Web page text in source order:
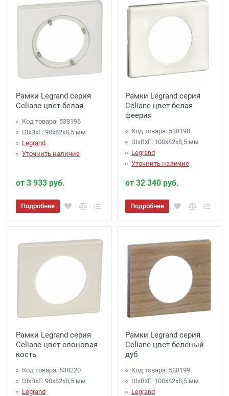
Рамки Legrand серия
Celiane цвет белая
Код товара: 538196
ШхВхГ: 90x82x8,5 мм
Legrand
Уточнить наличие
от 3 933 руб.
Подробнее
Рамки Legrand серия
Celiane цвет белая
феерия
Код товара: 538198
ШхВхГ: 100x82x8,5 мм
Legrand
Уточнить наличие
от 32 340 руб.
Подробнее
Рамки Legrand серия
Celiane цвет слоновая
кость
Код товара: 538220
ШхВхГ: 90x82x8,5 мм
Legrand
Рамки Legrand серия
Celiane цвет беленый
дуб
Код товара: 538199
ШхВхГ: 100x82x8,5 мм
Legrand